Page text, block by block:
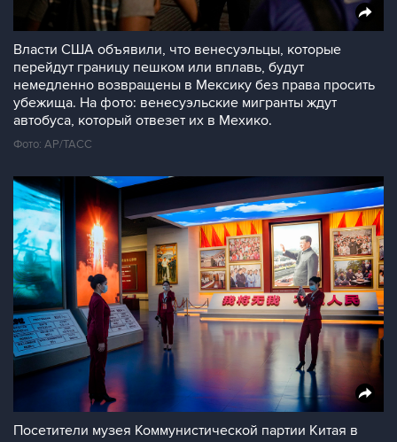
Власти США объявили, что венесуэльцы, которые
перейдут границу пешком или вплавь, будут
немедленно возвращены в Мексику без права просить
убежища. На фото: венесуэльские мигранты ждут
автобуса, который отвезет их в Мехико.
Фото: AP/ТАСС
Посетители музея Коммунистической партии Китая в